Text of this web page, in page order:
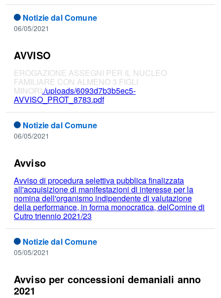
Notizie dal Comune
06/05/2021
AVVISO
EROGAZIONE ASSEGNI PER IL NUCLEO
FAMILIARE CON ALMENO 3 FIGLI
MINORI./uploads/6093d7b3b5ec5-
AVVISO_PROT_8783.pdf
Notizie dal Comune
06/05/2021
Avviso
Avviso di procedura selettiva pubblica finalizzata
all'acquisizione di manifestazioni di interesse per la
nomina dell'organismo indipendente di valutazione
della performance, in forma monocratica, delComine di
Cutro triennio 2021/23
Notizie dal Comune
05/05/2021
Avviso per concessioni demaniali anno
2021